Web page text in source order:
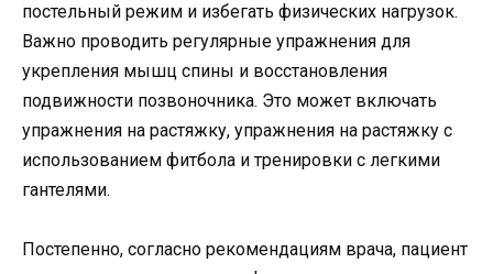
постельный режим и избегать физических нагрузок.
Важно проводить регулярные упражнения для
укрепления мышц спины и восстановления
подвижности позвоночника. Это может включать
упражнения на растяжку, упражнения на растяжку с
использованием фитбола и тренировки с легкими
гантелями.
Постепенно, согласно рекомендациям врача, пациент